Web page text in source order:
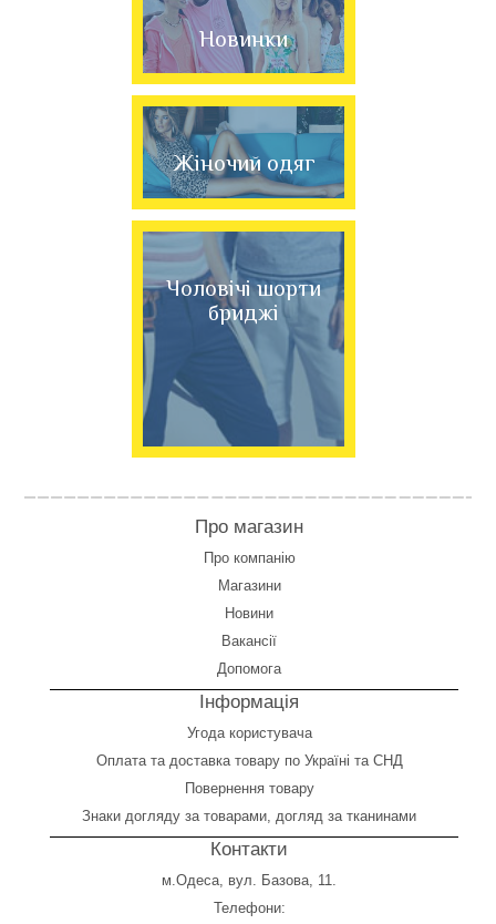
Новинки
Жіночий одяг
Чоловічі шорти
бриджі
Про магазин
Про компанію
Магазини
Новини
Вакансії
Допомога
Інформація
Угода користувача
Оплата та доставка товару по Україні та СНД
Повернення товару
Знаки догляду за товарами, догляд за тканинами
Контакти
м.Одеса, вул. Базова, 11.
Телефони: